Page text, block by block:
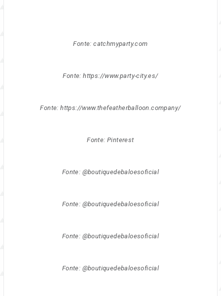
Fonte: catchmyparty.com
Fonte: https://www.party-city.es/
Fonte: https://www.thefeatherballoon.company/
Fonte: Pinterest
Fonte: @boutiquedebaloesoficial
Fonte: @boutiquedebaloesoficial
Fonte: @boutiquedebaloesoficial
Fonte: @boutiquedebaloesoficial